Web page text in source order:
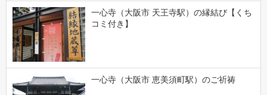
一心寺（大阪市 天王寺駅）の縁結び【くち
コミ付き】
一心寺（大阪市 恵美須町駅）のご祈祷